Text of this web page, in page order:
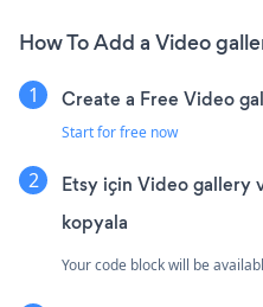
How To Add a Video
Create a Free Video
Start for free now
Etsy için Video gallery
kopyala
Your code block will be